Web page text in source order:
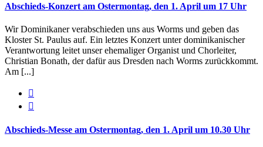
Abschieds-Konzert am Ostermontag, den 1. April um 17 Uhr
Wir Dominikaner verabschieden uns aus Worms und geben das
Kloster St. Paulus auf. Ein letztes Konzert unter dominikanischer
Verantwortung leitet unser ehemaliger Organist und Chorleiter,
Christian Bonath, der dafür aus Dresden nach Worms zurückkommt.
Am [...]


Abschieds-Messe am Ostermontag, den 1. April um 10.30 Uhr